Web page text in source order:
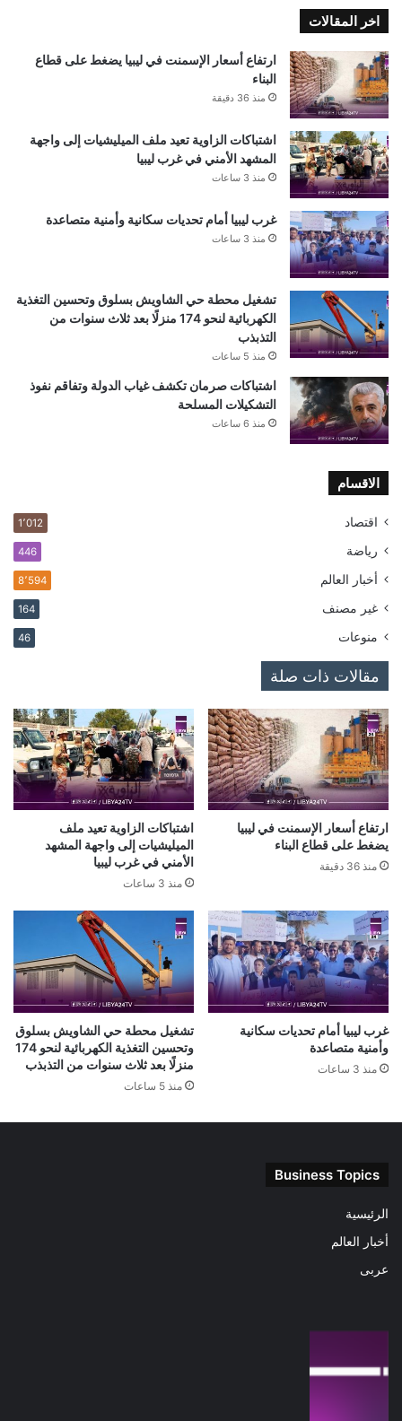
اخر المقالات
ارتفاع أسعار الإسمنت في ليبيا يضغط على قطاع
البناء
منذ 36 دقيقة
اشتباكات الزاوية تعيد ملف الميليشيات إلى واجهة
المشهد الأمني في غرب ليبيا
منذ 3 ساعات
غرب ليبيا أمام تحديات سكانية وأمنية متصاعدة
منذ 3 ساعات
تشغيل محطة حي الشاويش بسلوق وتحسين التغذية
الكهربائية لنحو 174 منزلًا بعد ثلاث سنوات من
التذبذب
منذ 5 ساعات
اشتباكات صرمان تكشف غياب الدولة وتفاقم نفوذ
التشكيلات المسلحة
منذ 6 ساعات
الاقسام
اقتصاد 1٬012
رياضة 446
أخبار العالم 8٬594
غير مصنف 164
منوعات 46
مقالات ذات صلة
ارتفاع أسعار الإسمنت في ليبيا
يضغط على قطاع البناء
منذ 36 دقيقة
اشتباكات الزاوية تعيد ملف
الميليشيات إلى واجهة المشهد
الأمني في غرب ليبيا
منذ 3 ساعات
غرب ليبيا أمام تحديات سكانية
وأمنية متصاعدة
منذ 3 ساعات
تشغيل محطة حي الشاويش بسلوق
وتحسين التغذية الكهربائية لنحو 174
منزلًا بعد ثلاث سنوات من التذبذب
منذ 5 ساعات
Business Topics
الرئيسية
أخبار العالم
عربى